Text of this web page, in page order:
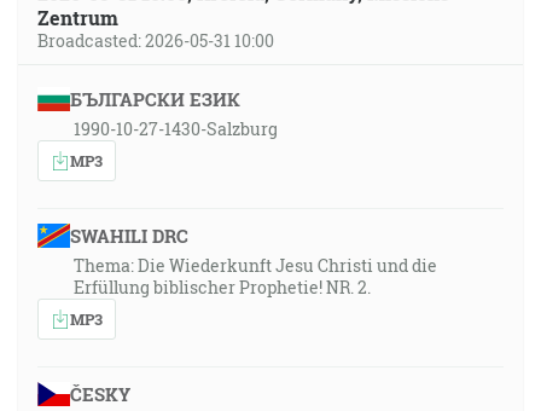
Zentrum
Broadcasted: 2026-05-31 10:00
БЪЛГАРСКИ ЕЗИК
1990-10-27-1430-Salzburg
MP3
SWAHILI DRC
Thema: Die Wiederkunft Jesu Christi und die
Erfüllung biblischer Prophetie! NR. 2.
MP3
ČESKY